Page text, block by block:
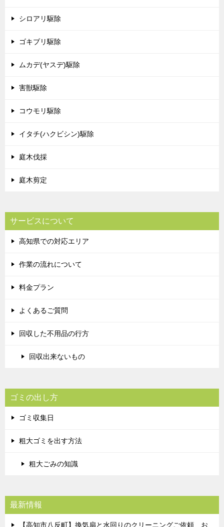
シロアリ駆除
ゴキブリ駆除
ムカデ(ヤスデ)駆除
害獣駆除
コウモリ駆除
イタチ(ハクビシン)駆除
庭木伐採
庭木剪定
サービスについて
高知県での対応エリア
作業の流れについて
料金プラン
よくあるご質問
回収した不用品の行方
回収出来ないもの
ゴミの出し方
ゴミ収集日
粗大ゴミを出す方法
粗大ごみの知識
最新情報
【高知市八反町】換気扇と水回りのクリーニングご依頼 お